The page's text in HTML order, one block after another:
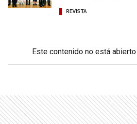
REVISTA
Este contenido no está